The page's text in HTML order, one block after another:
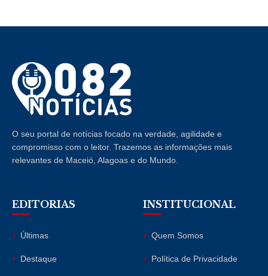
O seu portal de notícias focado na verdade, agilidade e
compromisso com o leitor. Trazemos as informações mais
relevantes de Maceió, Alagoas e do Mundo.
EDITORIAS
Últimas
Destaque
INSTITUCIONAL
Quem Somos
Política de Privacidade